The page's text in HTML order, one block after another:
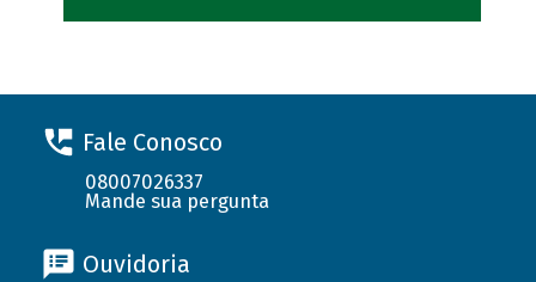
Fale Conosco
08007026337
Mande sua pergunta
Ouvidoria